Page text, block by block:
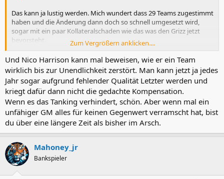
Das kann ja lustig werden. Mich wundert dass 29 Teams zugestimmt
haben und die Änderung dann doch so schnell umgesetzt wird,
sogar mit ein paar Kollateralschaden wie das was den Grizz jetzt
bevorsteht.
Ich lass mich überraschen, wir sind jetzt wieder nah dran an Flat
Lottery Odds wie sie Anfang der 90er geherrscht haben. Shaq und
CWeb kann jetzt zwar nicht mehr passieren aber jetzt wird es sehr
viel mehr Movement geben.
Der alte Spruch: The worst you can be in NBA is to be in the middle,
gilt jetzt nicht mehr ganz so sehr. Es gibt keinen Grund mehr
"richtig" schlecht zu sein, man wird sogar dafür bestraft, das ist
schon eine große Veränderung zum jetzigen System. Ob Tanking
jetzt nur paar Spots nach oben verschoben wird? Schau mer mal,
die Play-ins sind in jedem Fall unattraktiver geworden.
Zum Vergrößern anklicken....
Und Nico Harrison kann mal beweisen, wie er ein Team
wirklich bis zur Unendlichkeit zerstört. Man kann jetzt ja jedes
Jahr sogar aufgrund fehlender Qualität Letzter werden und
kriegt dafür dann nicht die gedachte Kompensation.
Wenn es das Tanking verhindert, schön. Aber wenn mal ein
unfähiger GM alles für keinen Gegenwert verramscht hat, bist
du über eine längere Zeit als bisher im Arsch.
Mahoney_jr
Bankspieler